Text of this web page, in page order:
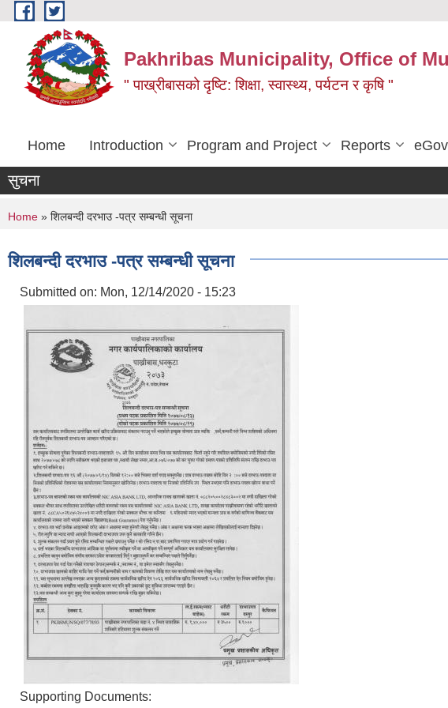
Skip to main content
Pakhribas Municipality, Office of
" पाख्रीबासको दृष्टि: शिक्षा, स्वास्थ्य, पर्यटन र कृषि "
Home Introduction Program and Project Reports
सुचना
You are here
Home » शिलबन्दी दरभाउ -पत्र सम्बन्धी सूचना
शिलबन्दी दरभाउ -पत्र सम्बन्धी सूचना
Submitted on: Mon, 12/14/2020 - 15:23
Supporting Documents: